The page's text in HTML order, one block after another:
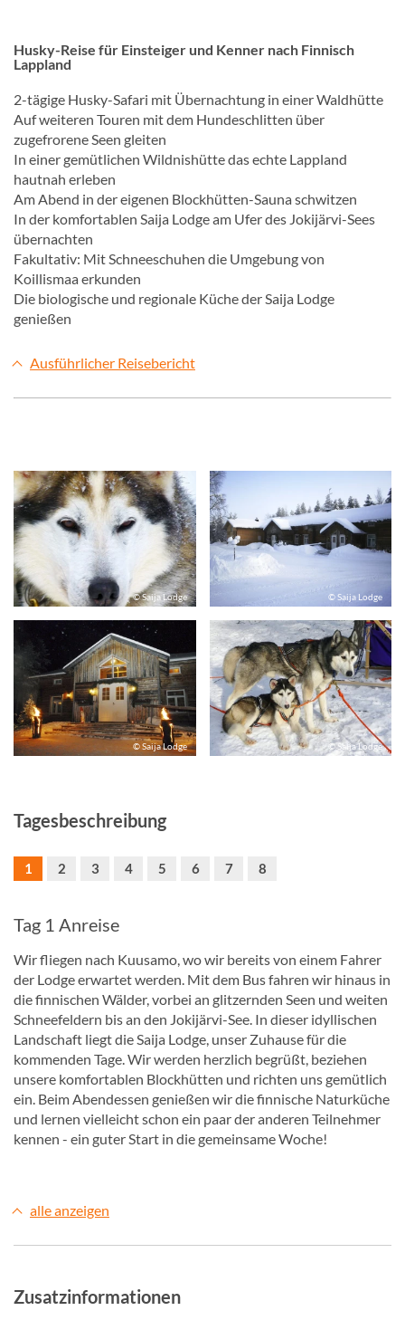
Husky-Reise für Einsteiger und Kenner nach Finnisch
Lappland
2-tägige Husky-Safari mit Übernachtung in einer Waldhütte
Auf weiteren Touren mit dem Hundeschlitten über
zugefrorene Seen gleiten
In einer gemütlichen Wildnishütte das echte Lappland
hautnah erleben
Am Abend in der eigenen Blockhütten-Sauna schwitzen
In der komfortablen Saija Lodge am Ufer des Jokijärvi-Sees
übernachten
Fakultativ: Mit Schneeschuhen die Umgebung von
Koillismaa erkunden
Die biologische und regionale Küche der Saija Lodge
genießen
Ausführlicher Reisebericht
© Saija Lodge © Saija Lodge
© Saija Lodge © Saija Lodge
Tagesbeschreibung
1 2 3 4 5 6 7 8
Tag 1 Anreise
Wir fliegen nach Kuusamo, wo wir bereits von einem Fahrer
der Lodge erwartet werden. Mit dem Bus fahren wir hinaus in
die finnischen Wälder, vorbei an glitzernden Seen und weiten
Schneefeldern bis an den Jokijärvi-See. In dieser idyllischen
Landschaft liegt die Saija Lodge, unser Zuhause für die
kommenden Tage. Wir werden herzlich begrüßt, beziehen
unsere komfortablen Blockhütten und richten uns gemütlich
ein. Beim Abendessen genießen wir die finnische Naturküche
und lernen vielleicht schon ein paar der anderen Teilnehmer
kennen - ein guter Start in die gemeinsame Woche!
alle anzeigen
Zusatzinformationen